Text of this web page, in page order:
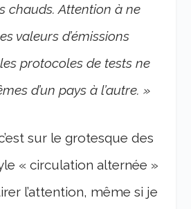
chauds. Attention à ne
valeurs d’émissions
protocoles de tests ne
d’un pays à l’autre. »
sur le grotesque des
« circulation alternée »
l’attention, même si je